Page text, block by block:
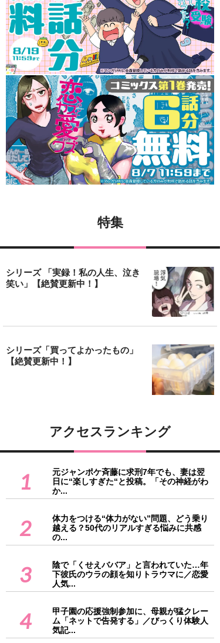
特集
シリーズ 「実録！私の人生、泣き
笑い」【絶賛更新中！】
シリーズ「買ってよかったもの」
【絶賛更新中！】
アクセスランキング
1
元ジャンポケ斉藤に求刑7年でも、妻は翌
日に“楽しすぎた“と投稿。「その神経がわ
か...
2
体力をつける“体力がない”問題、どう乗り
越える？50代のリアルすぎる悩みに共感
の...
3
陰で「くせえババア」と言われていた…年
下彼氏のウラの顔を知りトラウマに／恋愛
人気...
4
甲子園の応援強制参加に、母親が猛クレー
ム「ネットで告発する」／びっくり体験人
気記...